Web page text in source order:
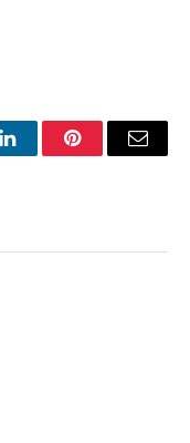
LinkedInPinterestEmail